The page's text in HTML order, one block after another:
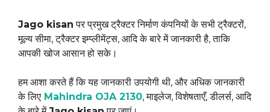
Jago kisan पर प्रमुख ट्रैक्टर निर्माण कंपनियों के सभी ट्रैक्टरों,
मूल्य सीमा, ट्रैक्टर इम्प्लीमेंट्स, आदि के बारे में जानकारी है, ताकि
आपकी खोज आसान हो सके।
हम आशा करते हैं कि यह जानकारी उपयोगी थी, और अधिक जानकारी
के लिए Mahindra OJA 2130, माइलेज, विशेषताएँ, डीलर्स, आदि